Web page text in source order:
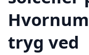
tryg ved